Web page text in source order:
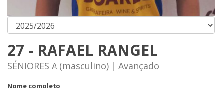
27 - RAFAEL RANGEL
SÉNIORES A (masculino) | Avançado
Nome completo